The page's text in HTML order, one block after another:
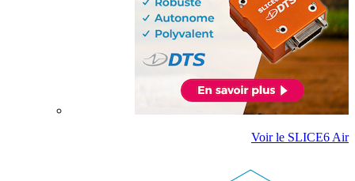
Voir le SLICE6 Air